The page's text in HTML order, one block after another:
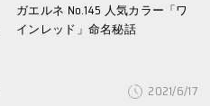
ガエルネ No.145 人気カラー「ワ
インレッド」命名秘話
2021/6/17